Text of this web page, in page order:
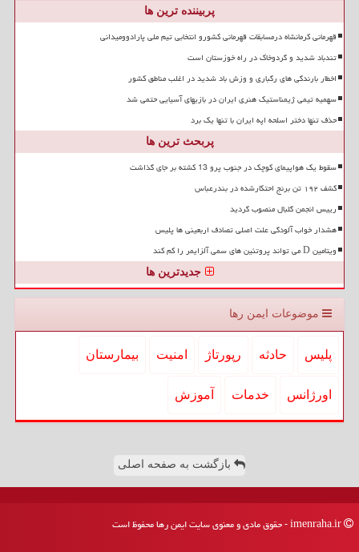
پربیننده ترین ها
قهرمانی کرمانشاه درمسابقات قهرمانی کشورو انتخابی تیم ملی پارادوومیدانی
تندباد شدید و گردوخاک در راه خوزستان است
اخطار بارندگی های رگباری و وزش باد شدید در اغلب مناطق کشور
سهمیه تیمی ژیمناستیک هنری ایران در بازیهای آسیایی حتمی شد
حذف تنها دختر اسلحه اپه ایران با تنها یک برد
پربحث ترین ها
سقوط یک هواپیمای کوچک در جنوب پرو 13 کشته بر جای گذاشت
کشف ۱۹۲ تن برنج احتکارشده در بندرعباس
رییس انجمن گلبال منصوب گردید
هشدار خواب آلودگی علت اصلی تصادف اربعینی ها پلیس
ویتامین D می تواند پروتئین های سمی آلزایمر را کم کند
جدیدترین ها
موضوعات ایمن رها
پلیس حادثه رپورتاژ امنیت بیمارستان
اورژانس خدمات آموزش
بازگشت به صفحه اصلی